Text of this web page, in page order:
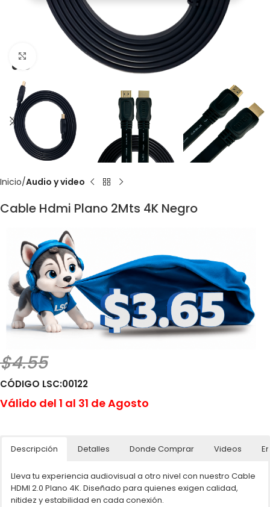
Click to enlarge
Inicio Audio y video
Cable Hdmi Plano 2Mts 4K Negro
$4.55
CÓDIGO LSC:00122
Válido del 1 al 31 de Agosto
Descripción Detalles Donde Comprar Videos
Lleva tu experiencia audiovisual a otro nivel con nuestro Cable
HDMI 2.0 Plano 4K. Diseñado para quienes exigen calidad,
nitidez y estabilidad en cada conexión.